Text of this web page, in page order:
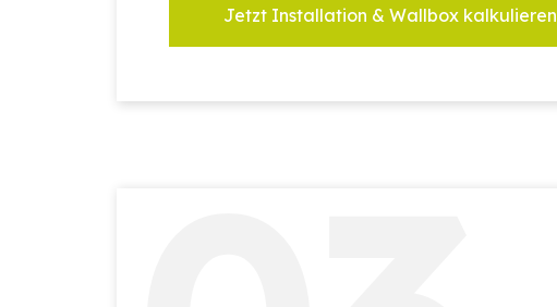
Jetzt Installation & Wallbox kalkulieren